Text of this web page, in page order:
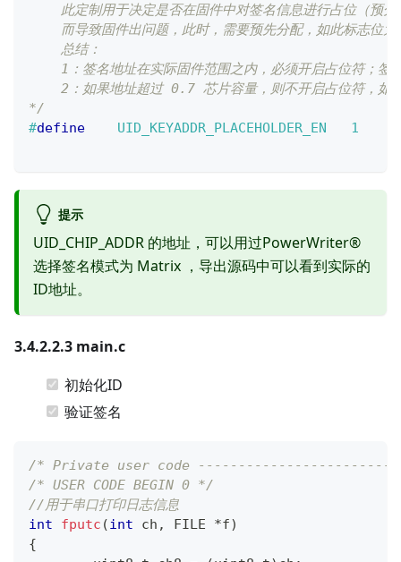
此定制用于决定是否在固件中对签名信息进行占位（预
而导致固件出问题，此时，需要预先分配，如此标志位
    总结：
1：签名地址在实际固件范围之内，必须开启占位符；签
2：如果地址超过 0.7 芯片容量，则不开启占位符，如
*/
#define UID_KEYADDR_PLACEHOLDER_EN 1
提示
UID_CHIP_ADDR 的地址，可以用过PowerWriter®
选择签名模式为 Matrix ，导出源码中可以看到实际的
ID地址。
3.4.2.2.3 main.c
初始化ID
验证签名
/* Private user code
/* USER CODE BEGIN 0 */
//用于串口打印日志信息
int
fputc (int ch , FILE *f)
{